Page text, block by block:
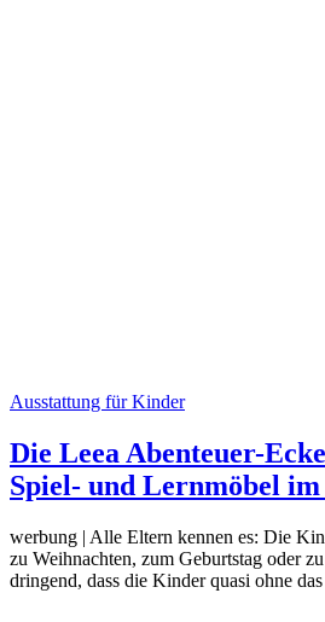
Ausstattung für Kinder
Die Leea Abenteuer-
Spiel- und Lernmöbel im
werbung | Alle Eltern kennen es: Die
zu Weihnachten, zum Geburtstag oder
dringend, dass die Kinder quasi ohne